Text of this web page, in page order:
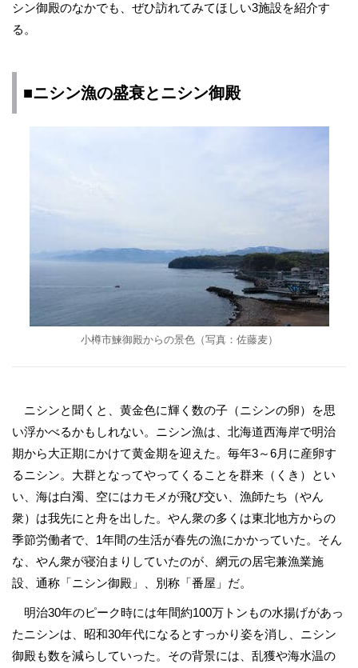
シン御殿のなかでも、ぜひ訪れてみてほしい3施設を紹介す
る。
■ニシン漁の盛衰とニシン御殿
小樽市鰊御殿からの景色（写真：佐藤麦）
ニシンと聞くと、黄金色に輝く数の子（ニシンの卵）を思
い浮かべるかもしれない。ニシン漁は、北海道西海岸で明治
期から大正期にかけて黄金期を迎えた。毎年3～6月に産卵す
るニシン。大群となってやってくることを群来（くき）とい
い、海は白濁、空にはカモメが飛び交い、漁師たち（やん
衆）は我先にと舟を出した。やん衆の多くは東北地方からの
季節労働者で、1年間の生活が春先の漁にかかっていた。そん
な、やん衆が寝泊まりしていたのが、網元の居宅兼漁業施
設、通称「ニシン御殿」、別称「番屋」だ。
明治30年のピーク時には年間約100万トンもの水揚げがあっ
たニシンは、昭和30年代になるとすっかり姿を消し、ニシン
御殿も数を減らしていった。その背景には、乱獲や海水温の